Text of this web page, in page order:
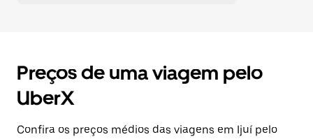
Preços de uma viagem pelo
UberX
Confira os preços médios das viagens em Ijuí pelo